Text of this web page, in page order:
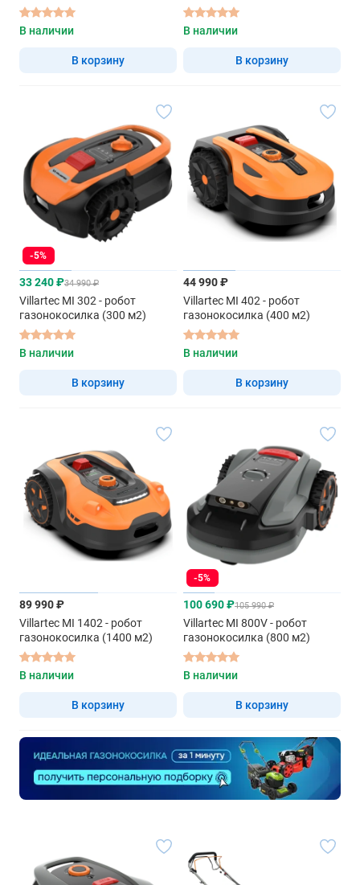
В наличии
В корзину
газонокосилка самоходная
В наличии
В корзину
-5%
33 240 ₽34 990 ₽
Villartec MI 302 - робот
газонокосилка (300 м2)
В наличии
В корзину
44 990 ₽
Villartec MI 402 - робот
газонокосилка (400 м2)
В наличии
В корзину
89 990 ₽
Villartec MI 1402 - робот
газонокосилка (1400 м2)
В наличии
В корзину
-5%
100 690 ₽105 990 ₽
Villartec MI 800V - робот
газонокосилка (800 м2)
В наличии
В корзину